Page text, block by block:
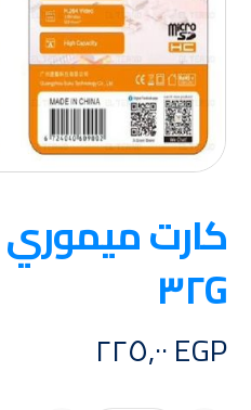
٣٢G
EGP